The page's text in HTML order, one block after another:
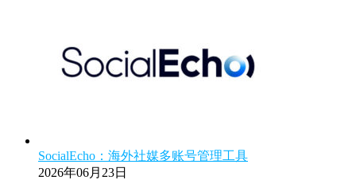
SocialEcho：海外社媒多账号管理工具
2026年06月23日